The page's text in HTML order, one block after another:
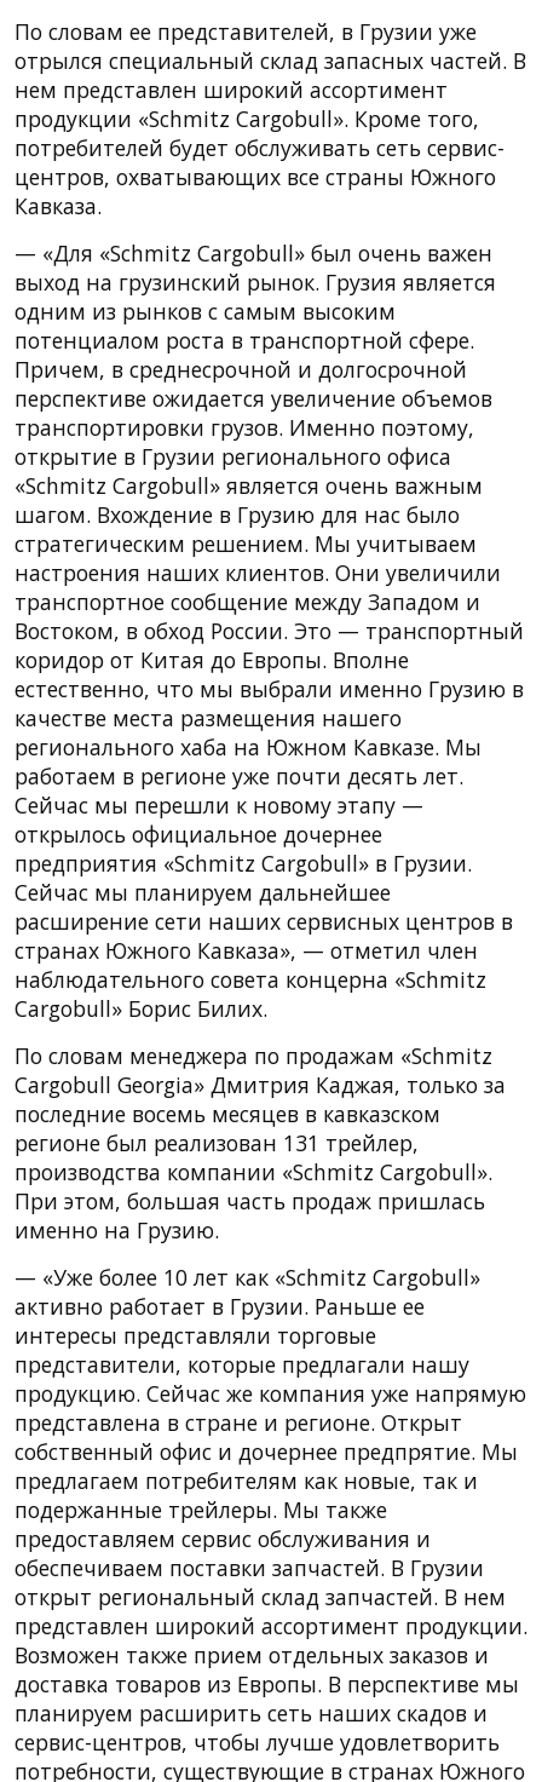
По словам ее представителей, в Грузии уже
отрылся специальный склад запасных частей. В
нем представлен широкий ассортимент
продукции «Schmitz Cargobull». Кроме того,
потребителей будет обслуживать сеть сервис-
центров, охватывающих все страны Южного
Кавказа.
— «Для «Schmitz Cargobull» был очень важен
выход на грузинский рынок. Грузия является
одним из рынков с самым высоким
потенциалом роста в транспортной сфере.
Причем, в среднесрочной и долгосрочной
перспективе ожидается увеличение объемов
транспортировки грузов. Именно поэтому,
открытие в Грузии регионального офиса
«Schmitz Cargobull» является очень важным
шагом. Вхождение в Грузию для нас было
стратегическим решением. Мы учитываем
настроения наших клиентов. Они увеличили
транспортное сообщение между Западом и
Востоком, в обход России. Это — транспортный
коридор от Китая до Европы. Вполне
естественно, что мы выбрали именно Грузию в
качестве места размещения нашего
регионального хаба на Южном Кавказе. Мы
работаем в регионе уже почти десять лет.
Сейчас мы перешли к новому этапу —
открылось официальное дочернее
предприятия «Schmitz Cargobull» в Грузии.
Сейчас мы планируем дальнейшее
расширение сети наших сервисных центров в
странах Южного Кавказа», — отметил член
наблюдательного совета концерна «Schmitz
Cargobull» Борис Билих.
По словам менеджера по продажам «Schmitz
Cargobull Georgia» Дмитрия Каджая, только за
последние восемь месяцев в кавказском
регионе был реализован 131 трейлер,
производства компании «Schmitz Cargobull».
При этом, большая часть продаж пришлась
именно на Грузию.
— «Уже более 10 лет как «Schmitz Cargobull»
активно работает в Грузии. Раньше ее
интересы представляли торговые
представители, которые предлагали нашу
продукцию. Сейчас же компания уже напрямую
представлена в стране и регионе. Открыт
собственный офис и дочернее предпрятие. Мы
предлагаем потребителям как новые, так и
подержанные трейлеры. Мы также
предоставляем сервис обслуживания и
обеспечиваем поставки запчастей. В Грузии
открыт региональный склад запчастей. В нем
представлен широкий ассортимент продукции.
Возможен также прием отдельных заказов и
доставка товаров из Европы. В перспективе мы
планируем расширить сеть наших скадов и
сервис-центров, чтобы лучше удовлетворить
потребности, существующие в странах Южного